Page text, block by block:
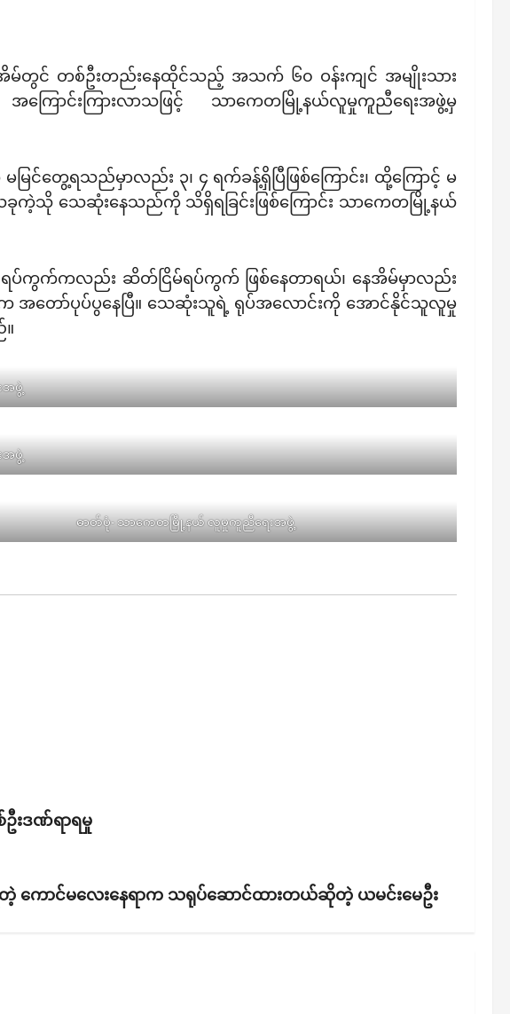
မ်တွင် တစ်ဦးတည်းနေထိုင်သည့် အသက် ၆၀ ဝန်းကျင် အမျိုးသား
အကြောင်းကြားလာသဖြင့် သာကေတမြို့နယ်လူမှုကူညီရေးအဖွဲ့မှ
င်တွေ့ရသည်မှာလည်း ၃၊ ၄ ရက်ခန့်ရှိပြီဖြစ်ကြောင်း၊ ထို့ကြောင့် မ
ယခုကဲ့သို သေဆုံးနေသည်ကို သိရှိရခြင်းဖြစ်ကြောင်း သာကေတမြို့နယ်
ပ်ကွက်ကလည်း ဆိတ်ငြိမ်ရပ်ကွက် ဖြစ်နေတာရယ်၊ နေအိမ်မှာလည်း
အတော်ပုပ်ပွနေပြီ။ သေဆုံးသူရဲ့ ရုပ်အလောင်းကို အောင်နိုင်သူလူမှု
အဖွဲ့
အဖွဲ့
ဓာတ်ပုံ- သာကေတမြီု့နယ် လူမှုကူညီရေးအဖွဲ့
းဒဏ်ရာရမှု
တဲ့ ကောင်မ‌လေးနေရာက သရုပ်‌ဆောင်ထားတယ်ဆိုတဲ့ ယမင်းမေဦး